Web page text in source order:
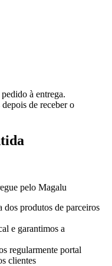
à entrega.
de receber o
pelo Magalu
dos produtos de parceiros
e garantimos a
regularmente portal
clientes